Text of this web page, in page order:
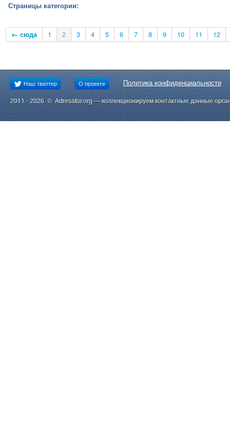
Страницы категории:
← сюда 1 2 3 4 5 6 7 8 9 10 11 12
Наш твиттер О проекте Политика конфиденциальности
2011 - 2026 © Adresator.org — коллекционируем контактные данные